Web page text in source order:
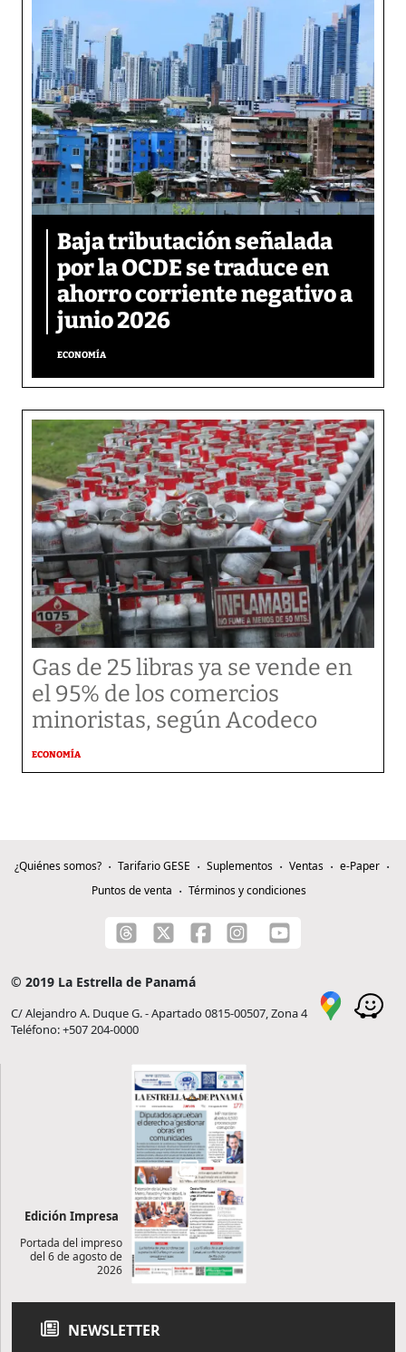
Baja tributación señalada
por la OCDE se traduce en
ahorro corriente negativo a
junio 2026
ECONOMÍA
Gas de 25 libras ya se vende en
el 95% de los comercios
minoristas, según Acodeco
ECONOMÍA
¿Quiénes somos? Tarifario GESE Suplementos Ventas
e-Paper
Puntos de venta
Términos y condiciones
© 2019 La Estrella de Panamá
C/ Alejandro A. Duque G. - Apartado 0815-00507, Zona 4
Teléfono: +507 204-0000
Edición Impresa
Portada del impreso
del 6 de agosto de
2026
NEWSLETTER